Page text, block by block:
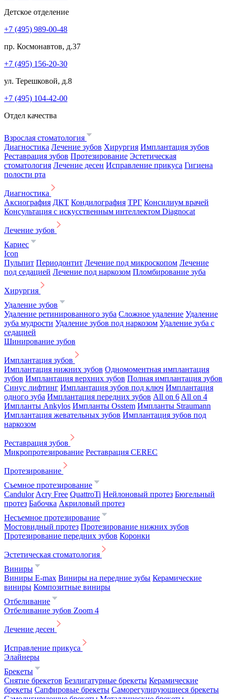
Детское отделение
+7 (495) 989-00-48
пр. Космонавтов, д.37
+7 (495) 156-20-30
ул. Терешковой, д.8
+7 (495) 104-42-00
Отдел качества
Взрослая стоматология
Диагностика Лечение зубов Хирургия Имплантация зубов
Реставрация зубов Протезирование Эстетическая
стоматология Лечение десен Исправление прикуса Гигиена
полости рта
Диагностика
Аксиография ДКТ Кондилография ТРГ Консилиум врачей
Консультация с искусственным интеллектом Diagnocat
Лечение зубов
Кариес
Icon
Пульпит Периодонтит Лечение под микроскопом Лечение
под седацией Лечение под наркозом Пломбирование зуба
Хирургия
Удаление зубов
Удаление ретинированного зуба Сложное удаление Удаление
зуба мудрости Удаление зубов под наркозом Удаление зуба с
седацией
Шинирование зубов
Имплантация зубов
Имплантация нижних зубов Одномоментная имплантация
зубов Имплантация верхних зубов Полная имплантация зубов
Синус лифтинг Имплантация зубов под ключ Имплантация
одного зуба Имплантация передних зубов All on 6 All on 4
Импланты Ankylos Импланты Osstem Импланты Straumann
Имплантация жевательных зубов Имплантация зубов под
наркозом
Реставрация зубов
Микропротезирование Реставрация CEREC
Протезирование
Съемное протезирование
Candulor Acry Free QuattroTi Нейлоновый протез Бюгельный
протез Бабочка Акриловый протез
Несъемное протезирование
Мостовидный протез Протезирование нижних зубов
Протезирование передних зубов Коронки
Эстетическая стоматология
Виниры
Виниры E-max Виниры на передние зубы Керамические
виниры Композитные виниры
Отбеливание
Отбеливание зубов Zoom 4
Лечение десен
Исправление прикуса
Элайнеры
Брекеты
Снятие брекетов Безлигатурные брекеты Керамические
брекеты Сапфировые брекеты Саморегулирующиеся брекеты